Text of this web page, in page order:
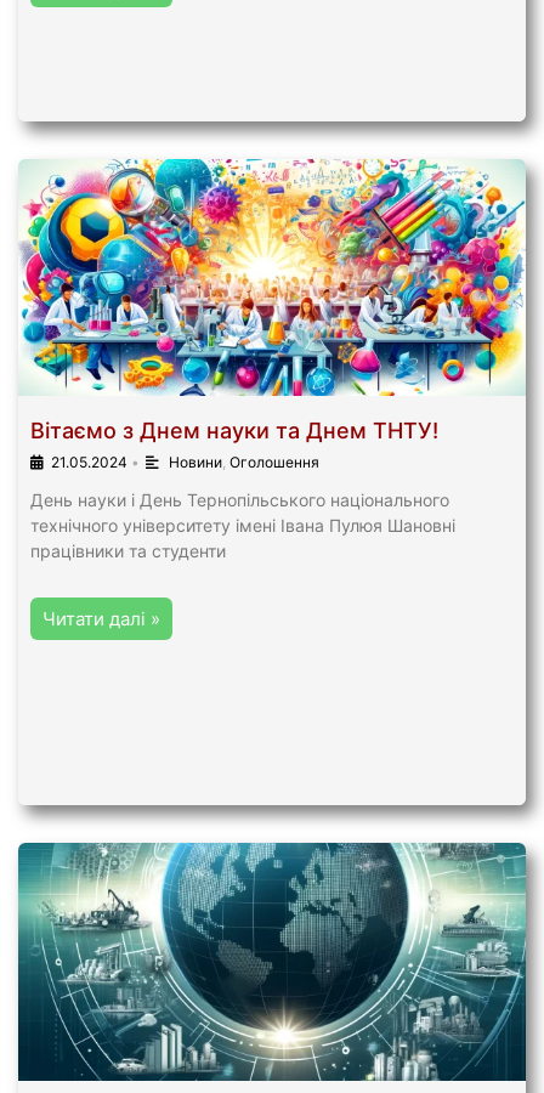
Вітаємо з Днем науки та Днем ТНТУ!
21.05.2024 • Новини, Оголошення
День науки і День Тернопільського національного
технічного університету імені Івана Пулюя Шановні
працівники та студенти
Читати далі »